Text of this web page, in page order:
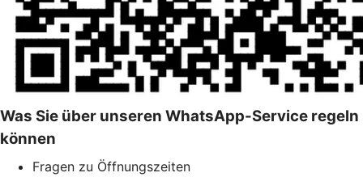
Was Sie über unseren WhatsApp-Service regeln
können
Fragen zu Öffnungszeiten